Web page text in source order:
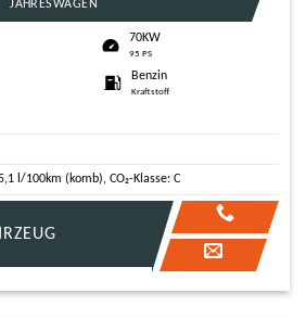
JAHRESWAGEN
70KW
95 PS
Benzin
Kraftstoff
l/100km (komb), CO₂-Klasse: C